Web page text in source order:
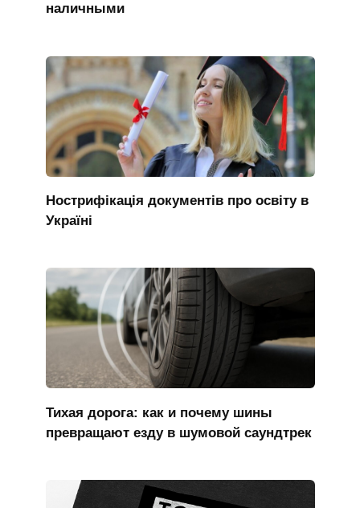
наличными
Нострифікація документів про освіту в
Україні
Тихая дорога: как и почему шины
превращают езду в шумовой саундтрек